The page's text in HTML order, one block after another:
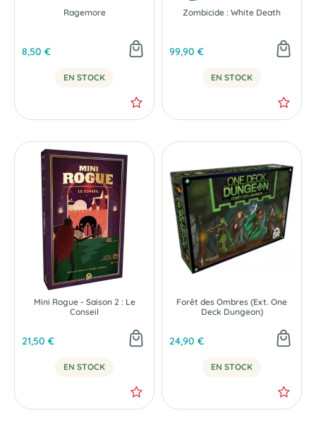
Ragemore
8,50 €
EN STOCK
Zombicide : White Death
99,90 €
EN STOCK
Mini Rogue - Saison 2 : Le
Conseil
21,50 €
EN STOCK
Forêt des Ombres (Ext. One
Deck Dungeon)
24,90 €
EN STOCK